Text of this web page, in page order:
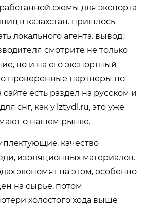
схемы для экспорта
в казахстан. пришлось
локального агента. вывод:
смотрите не только
но и на его экспортный
проверенные партнеры по
сайте есть раздел на русском и
снг, как у lztydl.ru, это уже
о нашем рынке.
качество
изоляционных материалов.
экономят на этом, особенно
на сырье. потом
холостого хода выше